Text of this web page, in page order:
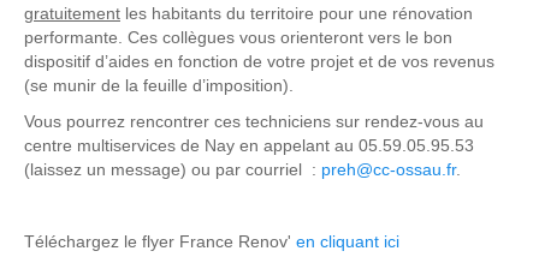
gratuitement les habitants du territoire pour une rénovation
performante. Ces collègues vous orienteront vers le bon
dispositif d’aides en fonction de votre projet et de vos revenus
(se munir de la feuille d’imposition).
Vous pourrez rencontrer ces techniciens sur rendez-vous au
centre multiservices de Nay en appelant au 05.59.05.95.53
(laissez un message) ou par courriel : preh@cc-ossau.fr.
Téléchargez le flyer France Renov' en cliquant ici